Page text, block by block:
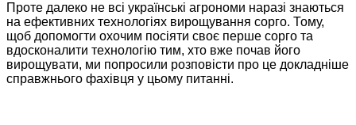
Проте далеко не всі українські агрономи наразі знаються
на ефективних технологіях вирощування сорго. Тому,
щоб допомогти охочим посіяти своє перше сорго та
вдосконалити технологію тим, хто вже почав його
вирощувати, ми попросили розповісти про це докладніше
справжнього фахівця у цьому питанні.